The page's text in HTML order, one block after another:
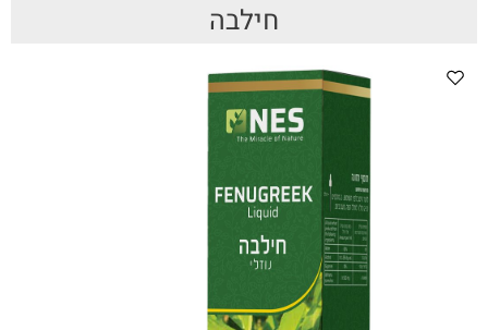
חילבה